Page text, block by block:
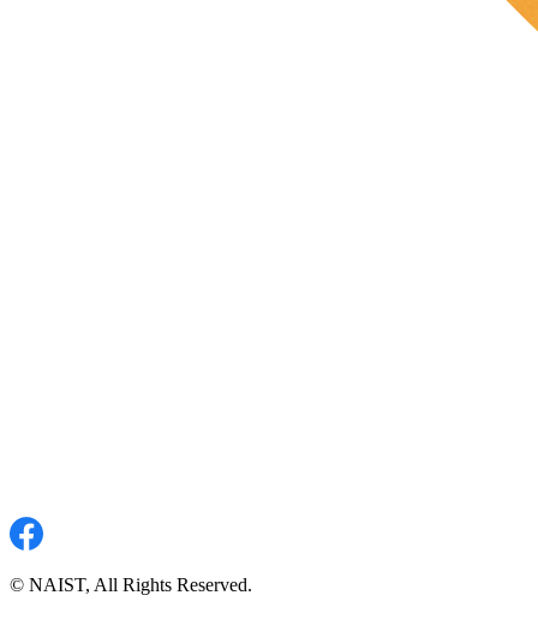
© NAIST, All Rights Reserved.